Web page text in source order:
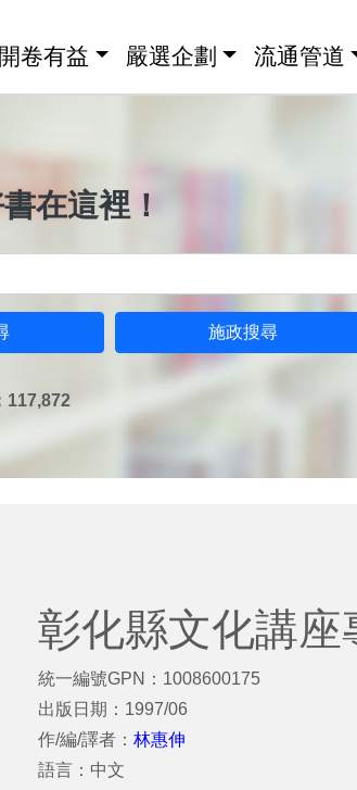
卷有益 嚴選企劃 流通管道
在這裡！
施政搜尋
117,872
彰化縣文化講座
統一編號GPN：1008600175
出版日期：1997/06
作/編/譯者： 林惠伸
語言：中文